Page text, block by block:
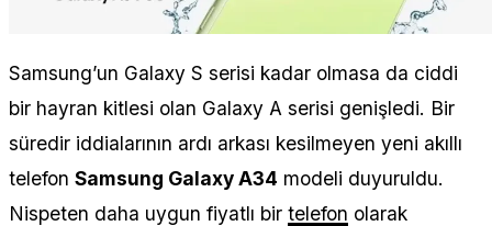
Samsung’un Galaxy S serisi kadar olmasa da ciddi
bir hayran kitlesi olan Galaxy A serisi genişledi. Bir
süredir iddialarının ardı arkası kesilmeyen yeni akıllı
telefon Samsung Galaxy A34 modeli duyuruldu.
Nispeten daha uygun fiyatlı bir telefon olarak